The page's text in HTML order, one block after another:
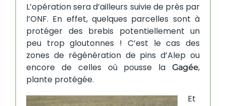
L’opération sera d’ailleurs suivie de près par
l’ONF. En effet, quelques parcelles sont à
protéger des brebis potentiellement un
peu trop gloutonnes ! C’est le cas des
zones de régénération de pins d’Alep ou
encore de celles où pousse la
Gagée,
plante protégée.
Et